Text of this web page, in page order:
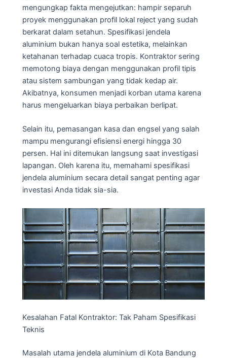
mengungkap fakta mengejutkan: hampir separuh
proyek menggunakan profil lokal reject yang sudah
berkarat dalam setahun. Spesifikasi jendela
aluminium bukan hanya soal estetika, melainkan
ketahanan terhadap cuaca tropis. Kontraktor sering
memotong biaya dengan menggunakan profil tipis
atau sistem sambungan yang tidak kedap air.
Akibatnya, konsumen menjadi korban utama karena
harus mengeluarkan biaya perbaikan berlipat.
Selain itu, pemasangan kasa dan engsel yang salah
mampu mengurangi efisiensi energi hingga 30
persen. Hal ini ditemukan langsung saat investigasi
lapangan. Oleh karena itu, memahami spesifikasi
jendela aluminium secara detail sangat penting agar
investasi Anda tidak sia-sia.
Kesalahan Fatal Kontraktor: Tak Paham Spesifikasi
Teknis
Masalah utama jendela aluminium di Kota Bandung